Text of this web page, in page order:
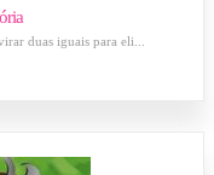
duas iguais para eli...